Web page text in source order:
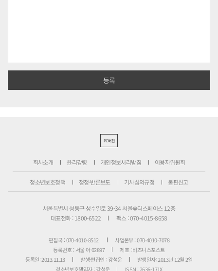
PC버전
회사소개 윤리강령 개인정보처리방침 이용자위원회
청소년보호정책 정정·반론보도 기사심의규정 불편신고
서울특별시 성동구 성수일로 39-34 서울숲더스페이스 12층
대표전화 : 1800-6522
팩스 : 070-4015-8658
편집국 : 070-4010-8512
사업본부 : 070-4010-7078
등록번호 : 서울 아 02897
제호 : 비즈니스포스트
등록일: 2013.11.13
발행·편집인 : 강석운
발행일자: 2013년 12월 2일
청소년보호책임자 : 강석운
ISSN : 2636-171X